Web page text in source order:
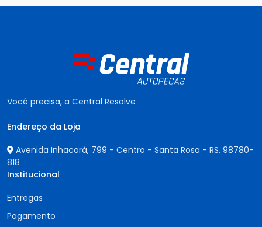
Você precisa, a Central Resolve
Endereço da Loja
Avenida Inhacorá, 799 - Centro - Santa Rosa - RS, 98780-
818
Institucional
Entregas
Pagamento